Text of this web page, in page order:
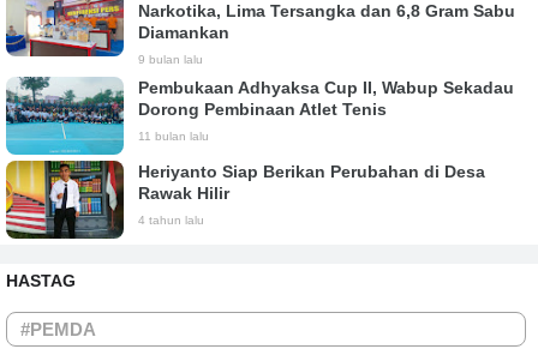
Narkotika, Lima Tersangka dan 6,8 Gram Sabu
Diamankan
9 bulan lalu
Pembukaan Adhyaksa Cup II, Wabup Sekadau
Dorong Pembinaan Atlet Tenis
11 bulan lalu
Heriyanto Siap Berikan Perubahan di Desa
Rawak Hilir
4 tahun lalu
HASTAG
#PEMDA